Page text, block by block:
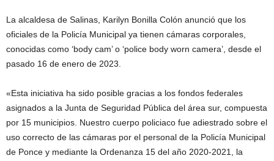
La alcaldesa de Salinas, Karilyn Bonilla Colón anunció que los
oficiales de la Policía Municipal ya tienen cámaras corporales,
conocidas como ‘body cam’ o ‘police body worn camera’, desde el
pasado 16 de enero de 2023.
«Esta iniciativa ha sido posible gracias a los fondos federales
asignados a la Junta de Seguridad Pública del área sur, compuesta
por 15 municipios. Nuestro cuerpo policiaco fue adiestrado sobre el
uso correcto de las cámaras por el personal de la Policía Municipal
de Ponce y mediante la Ordenanza 15 del año 2020-2021, la